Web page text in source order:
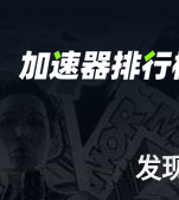
发